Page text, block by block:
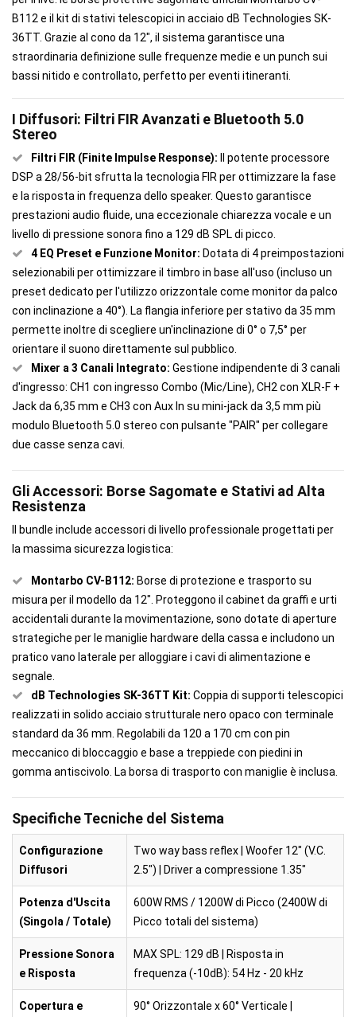
B112 e il kit di stativi telescopici in acciaio dB Technologies SK-
36TT. Grazie al cono da 12", il sistema garantisce una
straordinaria definizione sulle frequenze medie e un punch sui
bassi nitido e controllato, perfetto per eventi itineranti.
I Diffusori: Filtri FIR Avanzati e Bluetooth 5.0
Stereo
Filtri FIR (Finite Impulse Response): Il potente processore
DSP a 28/56-bit sfrutta la tecnologia FIR per ottimizzare la fase
e la risposta in frequenza dello speaker. Questo garantisce
prestazioni audio fluide, una eccezionale chiarezza vocale e un
livello di pressione sonora fino a 129 dB SPL di picco.
4 EQ Preset e Funzione Monitor: Dotata di 4 preimpostazioni
selezionabili per ottimizzare il timbro in base all'uso (incluso un
preset dedicato per l'utilizzo orizzontale come monitor da palco
con inclinazione a 40°). La flangia inferiore per stativo da 35 mm
permette inoltre di scegliere un'inclinazione di 0° o 7,5° per
orientare il suono direttamente sul pubblico.
Mixer a 3 Canali Integrato: Gestione indipendente di 3 canali
d'ingresso: CH1 con ingresso Combo (Mic/Line), CH2 con XLR-F +
Jack da 6,35 mm e CH3 con Aux In su mini-jack da 3,5 mm più
modulo Bluetooth 5.0 stereo con pulsante "PAIR" per collegare
due casse senza cavi.
Gli Accessori: Borse Sagomate e Stativi ad Alta
Resistenza
Il bundle include accessori di livello professionale progettati per
la massima sicurezza logistica:
Montarbo CV-B112: Borse di protezione e trasporto su
misura per il modello da 12". Proteggono il cabinet da graffi e urti
accidentali durante la movimentazione, sono dotate di aperture
strategiche per le maniglie hardware della cassa e includono un
pratico vano laterale per alloggiare i cavi di alimentazione e
segnale.
dB Technologies SK-36TT Kit: Coppia di supporti telescopici
realizzati in solido acciaio strutturale nero opaco con terminale
standard da 36 mm. Regolabili da 120 a 170 cm con pin
meccanico di bloccaggio e base a treppiede con piedini in
gomma antiscivolo. La borsa di trasporto con maniglie è inclusa.
Specifiche Tecniche del Sistema
Configurazione
Diffusori
Two way bass reflex | Woofer 12" (V.C.
2.5") | Driver a compressione 1.35"
Potenza d'Uscita
(Singola / Totale)
600W RMS / 1200W di Picco (2400W di
Picco totali del sistema)
Pressione Sonora
e Risposta
MAX SPL: 129 dB | Risposta in
frequenza (-10dB): 54 Hz - 20 kHz
Copertura e
90° Orizzontale x 60° Verticale |